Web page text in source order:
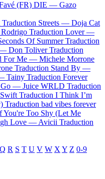
(FR) DIE — Gazo
Traduction Streets — Doja Cat
Traduction Lover —
Of Summer Traduction
— Don Toliver Traduction
For Me — Michele Morrone
Traduction Stand By —
Tainy Traduction Forever
Go — Juice WRLD Traduction
Traduction I Think I’m
Traduction bad vibes forever
You're Too Shy (Let Me
Love — Avicii Traduction
Q R S T U V W X Y Z 0-9